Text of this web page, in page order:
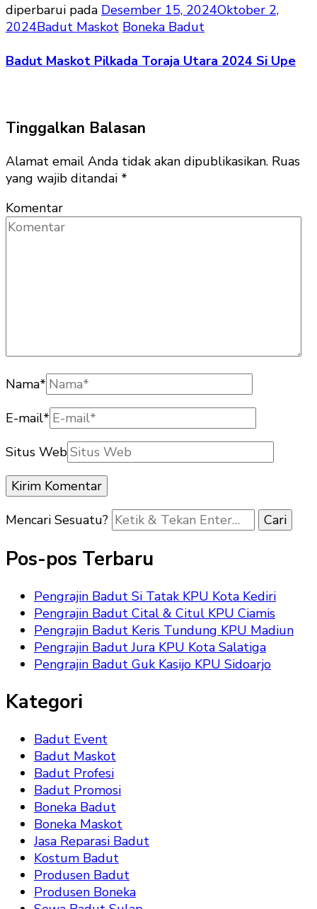
diperbarui pada Desember 15, 2024Oktober 2,
2024Badut Maskot Boneka Badut
Badut Maskot Pilkada Toraja Utara 2024 Si Upe
Tinggalkan Balasan
Alamat email Anda tidak akan dipublikasikan. Ruas
yang wajib ditandai *
Komentar
Nama*
E-mail*
Situs Web
Mencari Sesuatu?
Pos-pos Terbaru
Pengrajin Badut Si Tatak KPU Kota Kediri
Pengrajin Badut Cital & Citul KPU Ciamis
Pengrajin Badut Keris Tundung KPU Madiun
Pengrajin Badut Jura KPU Kota Salatiga
Pengrajin Badut Guk Kasijo KPU Sidoarjo
Kategori
Badut Event
Badut Maskot
Badut Profesi
Badut Promosi
Boneka Badut
Boneka Maskot
Jasa Reparasi Badut
Kostum Badut
Produsen Badut
Produsen Boneka